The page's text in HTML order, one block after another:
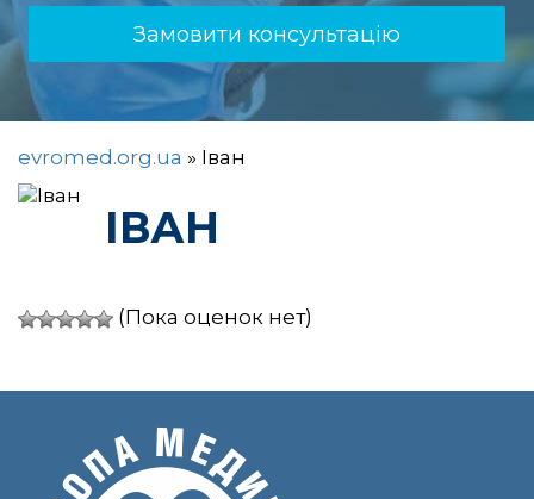
Замовити консультацію
evromed.org.ua » Іван
ІВАН
(Пока оценок нет)